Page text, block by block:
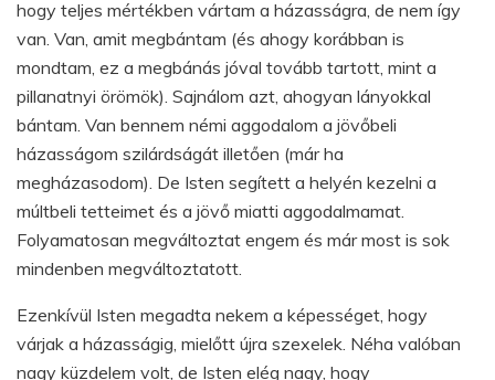
hogy teljes mértékben vártam a házasságra, de nem így
van. Van, amit megbántam (és ahogy korábban is
mondtam, ez a megbánás jóval tovább tartott, mint a
pillanatnyi örömök). Sajnálom azt, ahogyan lányokkal
bántam. Van bennem némi aggodalom a jövőbeli
házasságom szilárdságát illetően (már ha
megházasodom). De Isten segített a helyén kezelni a
múltbeli tetteimet és a jövő miatti aggodalmamat.
Folyamatosan megváltoztat engem és már most is sok
mindenben megváltoztatott.
Ezenkívül Isten megadta nekem a képességet, hogy
várjak a házasságig, mielőtt újra szexelek. Néha valóban
nagy küzdelem volt, de Isten elég nagy, hogy